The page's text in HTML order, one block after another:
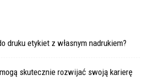
druku etykiet z własnym nadrukiem?
skutecznie rozwijać swoją karierę